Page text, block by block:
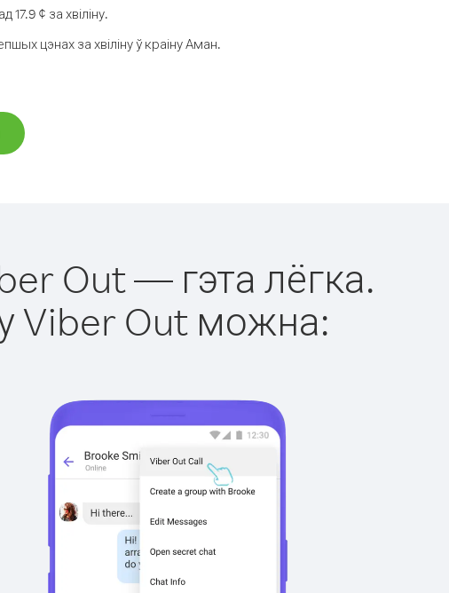
¢ за хвіліну.
цэнах за хвіліну ў краіну Аман.
Out — гэта лёгка.
Viber Out можна: